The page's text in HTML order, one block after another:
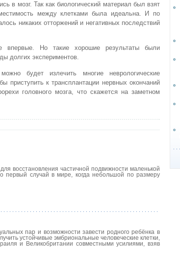
в мозг. Так как биологический материал был взят
между клетками была идеальна. И по
никаких отторжений и негативных последствий
впервые. Но такие хорошие результаты были
долгих экспериментов.
будет излечить многие неврологические
к трансплантации нервных окончаний
головного мозга, что скажется на заметном
восстановления частичной подвижности маленькой
случай в мире, когда небольшой по размеру
пар и возможности завести родного ребёнка в
устойчивые эмбриональные человеческие клетки,
и Великобритании совместными усилиями, взяв